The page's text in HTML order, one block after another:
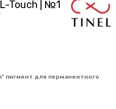
Touch | №1
пигмент для перманентного